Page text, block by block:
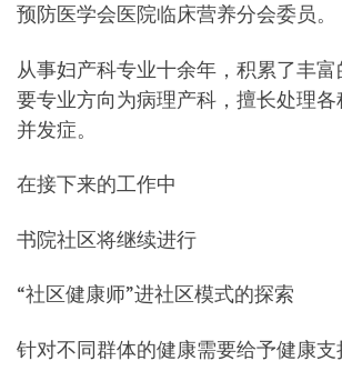
预防医学会医院临床营养分会委员。
从事妇产科专业十余年，积累了丰
要专业方向为病理产科，擅长处理各
并发症。
在接下来的工作中
书院社区将继续进行
“社区健康师”进社区模式的探索
针对不同群体的健康需要给予健康支